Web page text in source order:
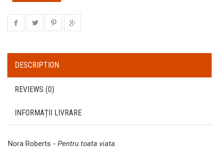
DESCRIPTION
REVIEWS (0)
INFORMAȚII LIVRARE
Nora Roberts - Pentru toata viata.